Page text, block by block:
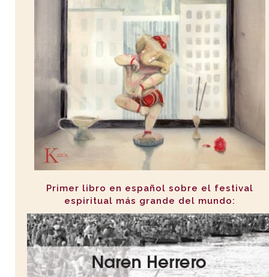
Primer libro en español sobre el festival
espiritual más grande del mundo: